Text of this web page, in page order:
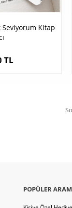
Seviyorum Kitap
TL
POPÜLER